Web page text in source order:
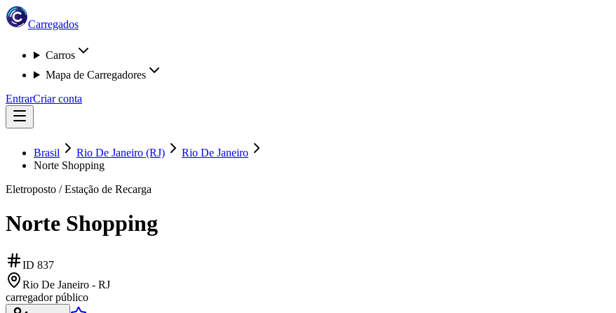
Carregados
Carros
Mapa de Carregadores
EntrarCriar conta
Brasil Rio De Janeiro (RJ)
Rio De Janeiro
Norte Shopping
Eletroposto / Estação de Recarga
Norte Shopping
ID 837
Rio De Janeiro - RJ
carregador público